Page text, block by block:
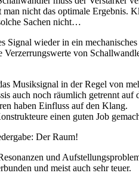
man nicht das optimale
Sachen nicht…
wieder in ein
Verzerrungswerte von
Musiksignal in der Regel von
auch noch räumlich getrennt
haben Einfluss auf den Klang.
einen guten Job
Der Raum!
und
und meist auch sehr teuer.